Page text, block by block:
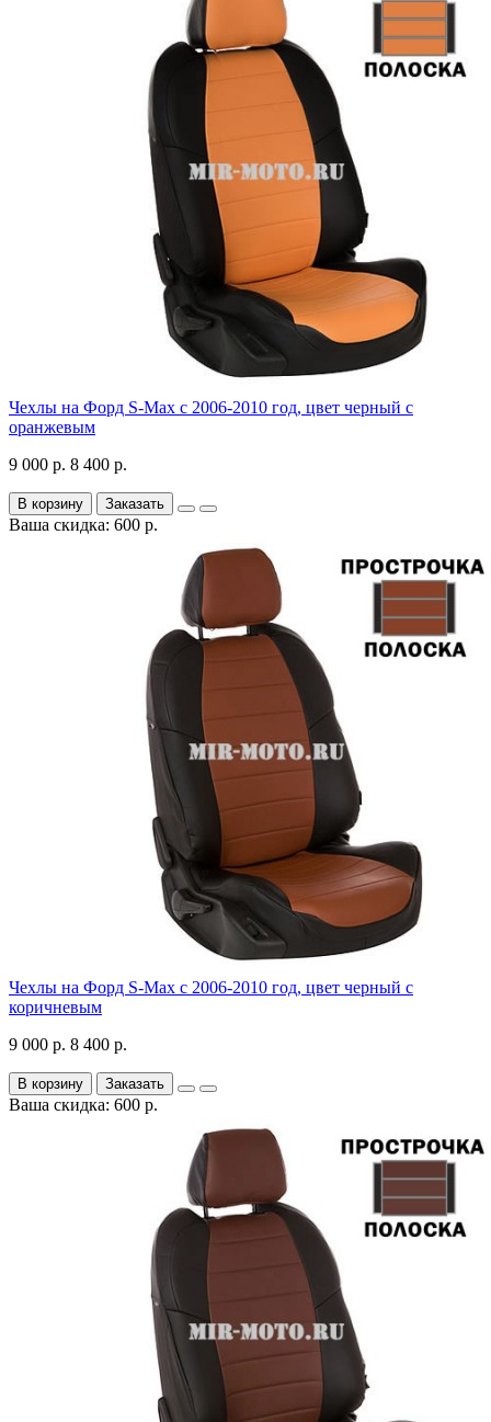
Чехлы на Форд S-Max с 2006-2010 год, цвет черный с
оранжевым
9 000 р. 8 400 р.
В корзину Заказать
Ваша скидка: 600 р.
Чехлы на Форд S-Max с 2006-2010 год, цвет черный с
коричневым
9 000 р. 8 400 р.
В корзину Заказать
Ваша скидка: 600 р.